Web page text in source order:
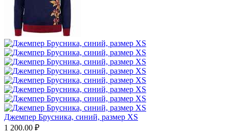
Джемпер Брусника, синий, размер XS
1 200.00 ₽